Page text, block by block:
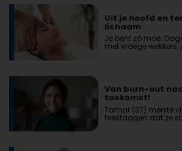
Uit je hoofd en
lichaam
Je bent zó moe.
met vroege wekkers,
Van burn-out
toekomst!
Tamar (37) merkte
feestdagen dat ze